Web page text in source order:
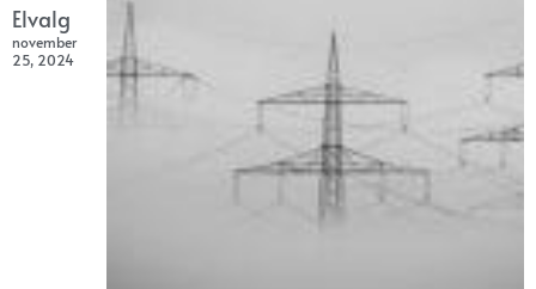
Elvalg
november
25, 2024